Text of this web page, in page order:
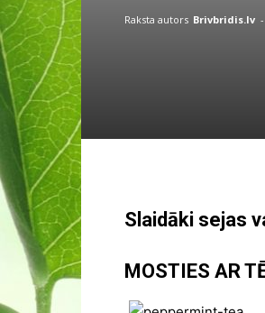
Raksta autors Brivbridis.lv -
Slaidāki sejas
MOSTIES AR